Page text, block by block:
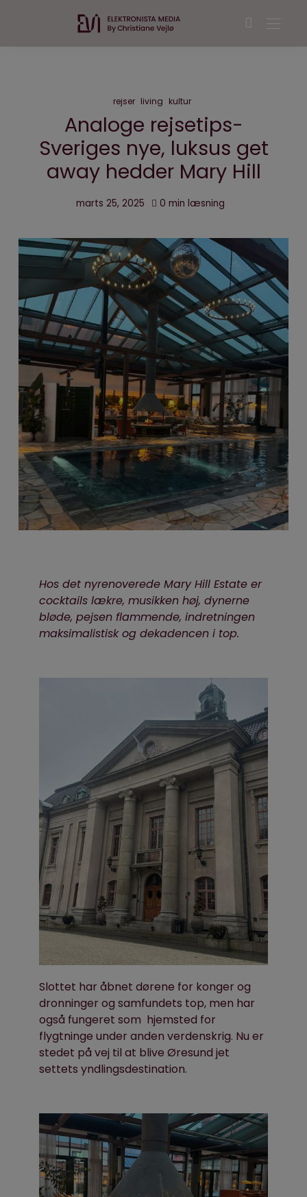
rejser living kultur
Analoge rejsetips-
Sveriges nye, luksus get
away hedder Mary Hill
marts 25, 2025 0 min læsning
Hos det nyrenoverede Mary Hill Estate er
cocktails lækre, musikken høj, dynerne
bløde, pejsen flammende, indretningen
maksimalistisk og dekadencen i top.
Slottet har åbnet dørene for konger og
dronninger og samfundets top, men har
også fungeret som hjemsted for
flygtninge under anden verdenskrig. Nu er
stedet på vej til at blive Øresund jet
settets yndlingsdestination.